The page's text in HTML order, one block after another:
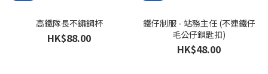
高鐵隊長不鏽鋼杯
HK$88.00
鐵仔制服 - 站務主任 (不連鐵仔
毛公仔鎖匙扣)
HK$48.00